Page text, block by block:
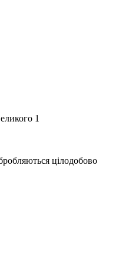
1
цілодобово